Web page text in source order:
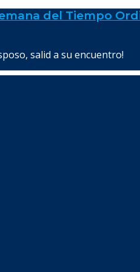
del Tiempo
salid a su encuentro!